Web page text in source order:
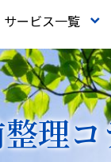
サービス一覧
理コ